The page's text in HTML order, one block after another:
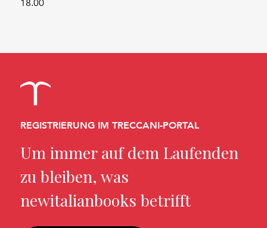
18.00
REGISTRIERUNG IM TRECCANI-PORTAL
Um immer auf dem Laufenden
zu bleiben, was
newitalianbooks betrifft